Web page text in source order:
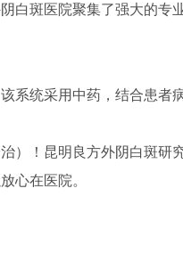
白斑医院聚集了强大的
系统采用中药，结合患
）！昆明良方外阴白斑
心在医院。